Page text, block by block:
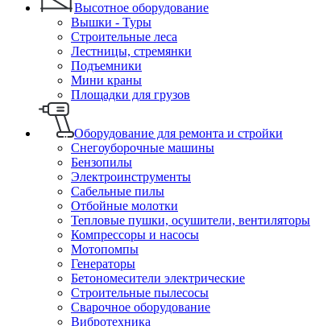
Высотное оборудование
Вышки - Туры
Строительные леса
Лестницы, стремянки
Подъемники
Мини краны
Площадки для грузов
Оборудование для ремонта и стройки
Снегоуборочные машины
Бензопилы
Электроинструменты
Сабельные пилы
Отбойные молотки
Тепловые пушки, осушители, вентиляторы
Компрессоры и насосы
Мотопомпы
Генераторы
Бетономесители электрические
Строительные пылесосы
Сварочное оборудование
Вибротехника